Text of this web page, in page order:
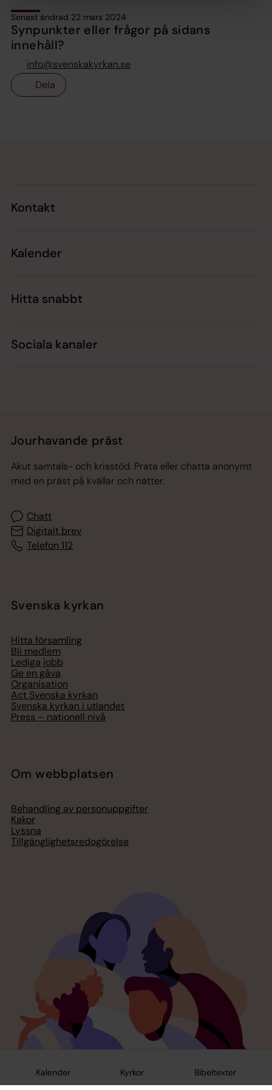
Kalender Kyrkor Bibeltexter
Senast ändrad 22 mars 2024
Synpunkter eller frågor på sidans
innehåll?
info@svenskakyrkan.se
Dela
Kontakt
Kalender
Hitta snabbt
Sociala kanaler
Jourhavande präst
Akut samtals- och krisstöd. Prata eller chatta anonymt
med en präst på kvällar och nätter.
Chatt
Digitalt brev
Telefon 112
Svenska kyrkan
Hitta församling
Bli medlem
Lediga jobb
Ge en gåva
Organisation
Act Svenska kyrkan
Svenska kyrkan i utlandet
Press – nationell nivå
Om webbplatsen
Behandling av personuppgifter
Kakor
Lyssna
Tillgänglighetsredogörelse